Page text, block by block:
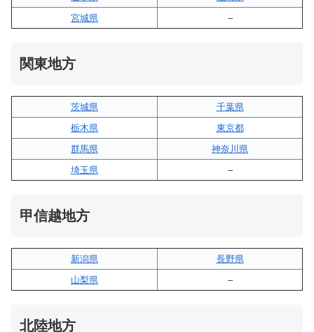
宮城県
–
関東地方
茨城県
千葉県
栃木県
東京都
群馬県
神奈川県
埼玉県
–
甲信越地方
新潟県
長野県
山梨県
–
北陸地方